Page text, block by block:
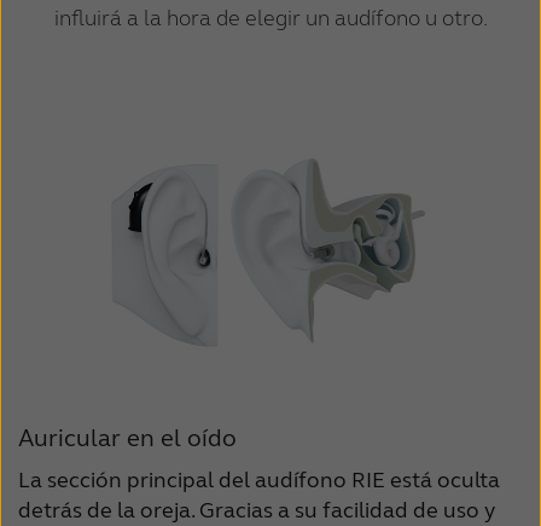
influirá a la hora de elegir un audífono u otro.
Auricular en el oído
La sección principal del audífono RIE está oculta
detrás de la oreja. Gracias a su facilidad de uso y